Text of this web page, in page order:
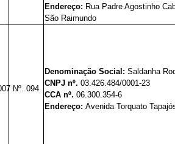
Endereço: Rua Padre Agostinho
São Raimundo
Nº. 094
Denominação Social: Saldanha
CNPJ nº.03.426.484/0001-23
CCA nº.06.300.354-6
Endereço:Avenida Torquato